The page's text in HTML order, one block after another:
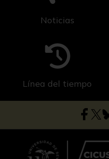
Noticias
Línea del tiempo